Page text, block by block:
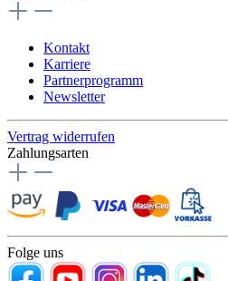
Kontakt
Karriere
Partnerprogramm
Newsletter
Vertrag widerrufen
Zahlungsarten
Folge uns